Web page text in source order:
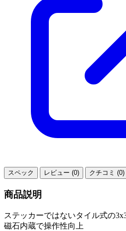
スペック レビュー (0) クチコミ (0)
商品説明
ステッカーではないタイル式の
磁石内蔵で操作性向上